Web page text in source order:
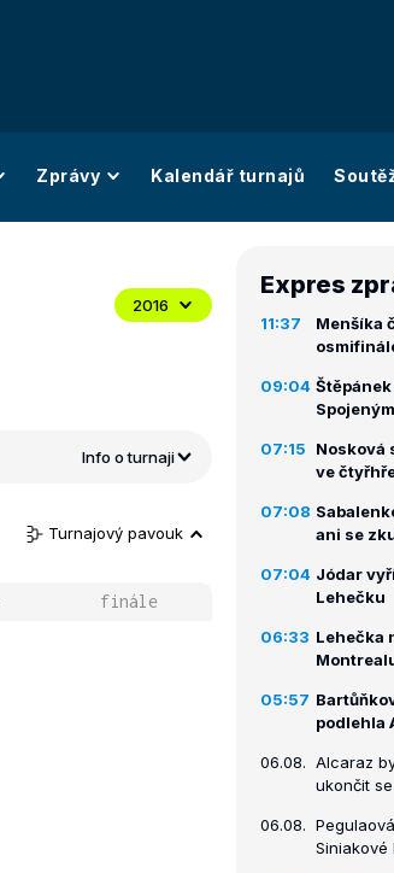
Zprávy Kalendář turnajů
2016
Info o turnaji
Turnajový pavouk
finále
Expres
11:37
Menšíka
09:04
07:15
Nosková
ve
07:08
ani se
07:04 Jódar
Lehečku
06:33 Lehečka
05:57
podlehla
06.08. Alcaraz
ukončit
06.08.
Siniakové